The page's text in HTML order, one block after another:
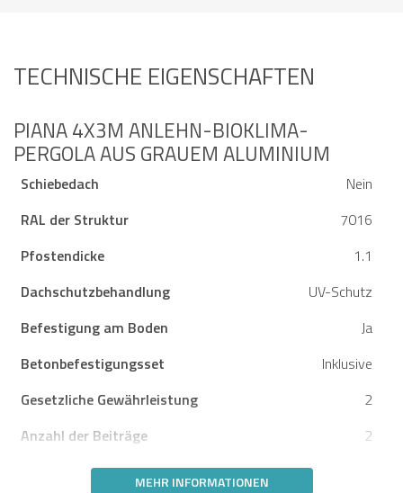
TECHNISCHE EIGENSCHAFTEN
PIANA 4X3M ANLEHN-BIOKLIMA-
PERGOLA AUS GRAUEM ALUMINIUM
Schiebedach
Nein
RAL der Struktur
7016
Pfostendicke
1.1
Dachschutzbehandlung
UV-Schutz
Befestigung am Boden
Ja
Betonbefestigungsset
Inklusive
Gesetzliche Gewährleistung
2
Anzahl der Beiträge
2
MEHR INFORMATIONEN